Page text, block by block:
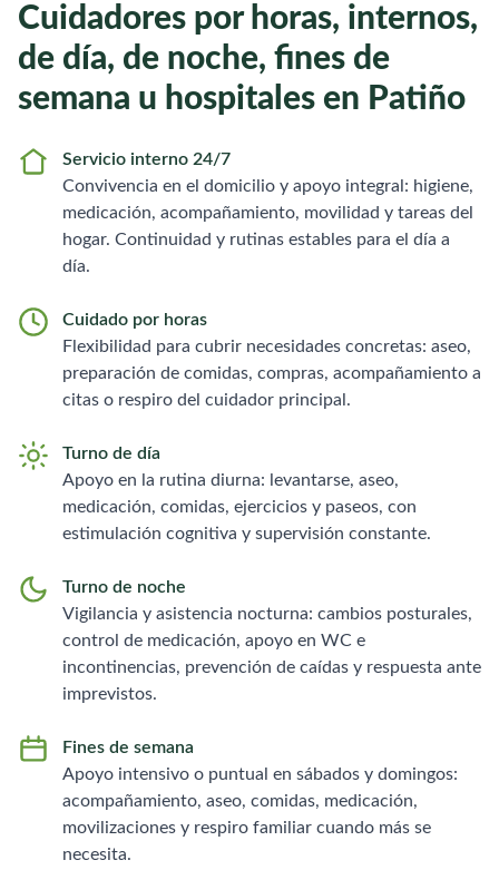
Cuidadores por horas, internos,
de día, de noche, fines de
semana u hospitales en Patiño
Servicio interno 24/7
Convivencia en el domicilio y apoyo integral: higiene,
medicación, acompañamiento, movilidad y tareas del
hogar. Continuidad y rutinas estables para el día a
día.
Cuidado por horas
Flexibilidad para cubrir necesidades concretas: aseo,
preparación de comidas, compras, acompañamiento a
citas o respiro del cuidador principal.
Turno de día
Apoyo en la rutina diurna: levantarse, aseo,
medicación, comidas, ejercicios y paseos, con
estimulación cognitiva y supervisión constante.
Turno de noche
Vigilancia y asistencia nocturna: cambios posturales,
control de medicación, apoyo en WC e
incontinencias, prevención de caídas y respuesta ante
imprevistos.
Fines de semana
Apoyo intensivo o puntual en sábados y domingos:
acompañamiento, aseo, comidas, medicación,
movilizaciones y respiro familiar cuando más se
necesita.